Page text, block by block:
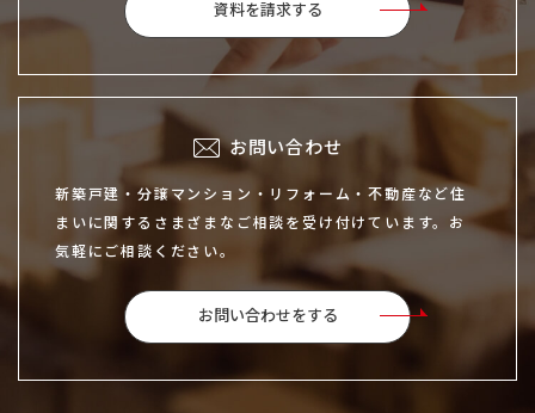
資料を請求する
お問い合わせ
新築戸建・分譲マンション・リフォーム・不動産など住
まいに関するさまざまなご相談を受け付けています。お
気軽にご相談ください。
お問い合わせをする